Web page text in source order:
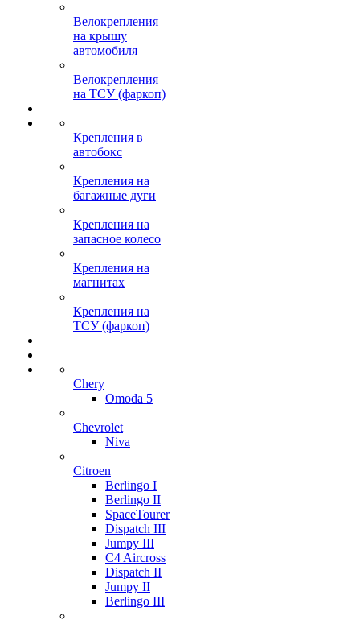
Велокрепления
на крышу
автомобиля
Велокрепления
на ТСУ (фаркоп)
Крепления в
автобокс
Крепления на
багажные дуги
Крепления на
запасное колесо
Крепления на
магнитах
Крепления на
ТСУ (фаркоп)
Chery
Omoda 5
Chevrolet
Niva
Citroen
Berlingo I
Berlingo II
SpaceTourer
Dispatch III
Jumpy III
C4 Aircross
Dispatch II
Jumpy II
Berlingo III